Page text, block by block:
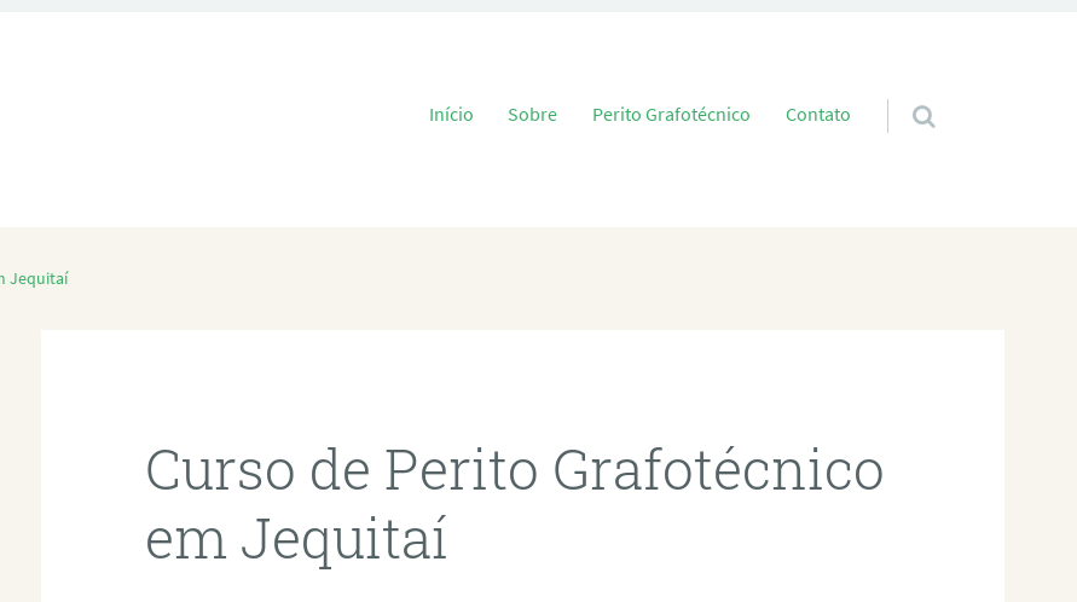
Pular para o conteúdo
Início Sobre Perito Grafotécnico Contato
Jequitaí
Curso de Perito Grafotécnico
em Jequitaí